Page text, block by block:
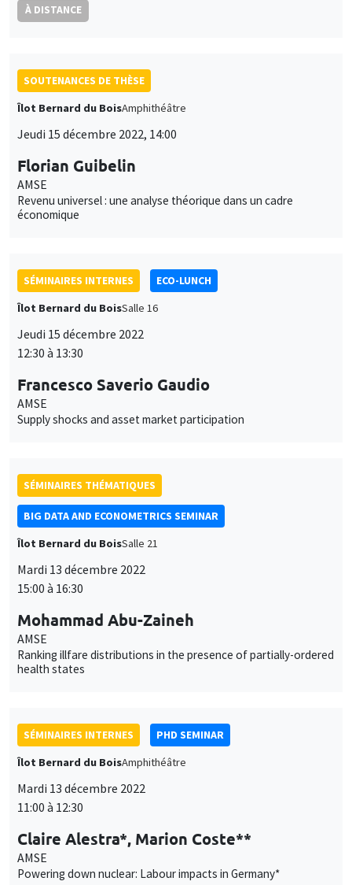
À DISTANCE
SOUTENANCES DE THÈSE
Îlot Bernard du BoisAmphithéâtre
Jeudi 15 décembre 2022, 14:00
Florian Guibelin
AMSE
Revenu universel : une analyse théorique dans un cadre
économique
SÉMINAIRES INTERNES
ECO-LUNCH
Îlot Bernard du BoisSalle 16
Jeudi 15 décembre 2022
12:30 à 13:30
Francesco Saverio Gaudio
AMSE
Supply shocks and asset market participation
SÉMINAIRES THÉMATIQUES
BIG DATA AND ECONOMETRICS SEMINAR
Îlot Bernard du BoisSalle 21
Mardi 13 décembre 2022
15:00 à 16:30
Mohammad Abu-Zaineh
AMSE
Ranking illfare distributions in the presence of partially-ordered
health states
SÉMINAIRES INTERNES
PHD SEMINAR
Îlot Bernard du BoisAmphithéâtre
Mardi 13 décembre 2022
11:00 à 12:30
Claire Alestra*, Marion Coste**
AMSE
Powering down nuclear: Labour impacts in Germany*